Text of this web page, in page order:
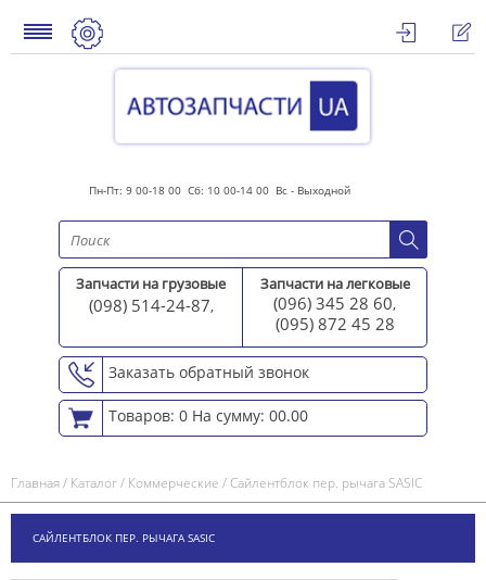
Пн-Пт: 9 00-18 00 Сб: 10 00-14 00 Вс - Выходной
Запчасти на грузовые
(098) 514-24-87,
Запчасти на легковые
(096) 345 28 60,
(095) 872 45 28
Заказать обратный звонок
Товаров: 0 На сумму: 00.00
Главная/ Каталог/ Коммерческие /Сайлентблок пер. рычага SASIC
САЙЛЕНТБЛОК ПЕР. РЫЧАГА SASIC